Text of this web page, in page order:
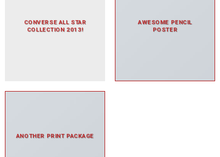
CONVERSE ALL STAR
COLLECTION 2013!
AWESOME PENCIL
POSTER
ANOTHER PRINT PACKAGE